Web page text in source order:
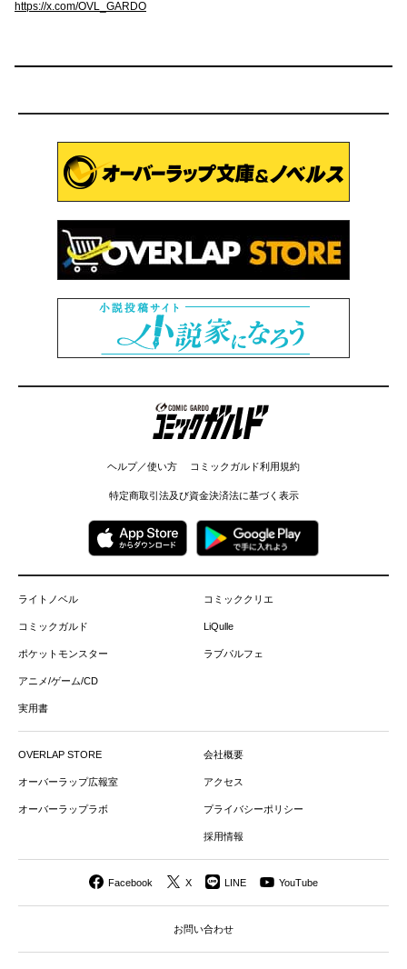
https://x.com/OVL_GARDO
コミックガルド
ヘルプ／使い方 コミックガルド利用規約
特定商取引法及び資金決済法に基づく表示
ライトノベル
コミックガルド
ポケットモンスター
アニメ/ゲーム/CD
実用書
コミッククリエ
LiQulle
ラブパルフェ
OVERLAP STORE
オーバーラップ広報室
オーバーラップラボ
会社概要
アクセス
プライバシーポリシー
採用情報
Facebook X LINE YouTube
お問い合わせ